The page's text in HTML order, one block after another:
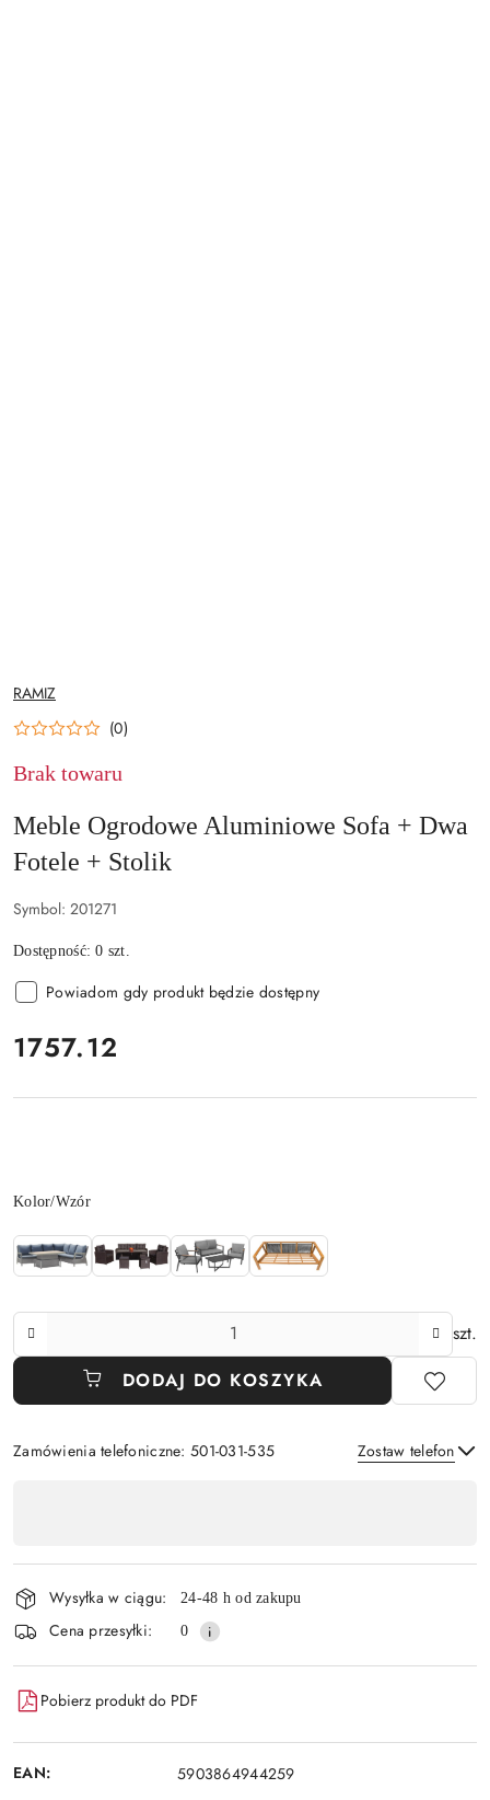
NAZWA
PRODUCENTA:
RAMIZ
(0)
Brak towaru
Meble Ogrodowe Aluminiowe Sofa + Dwa
Fotele + Stolik
Symbol: 201271
Dostępność:0 szt.
Powiadom gdy produkt będzie dostępny
cena:
1757.12
Wariant
Kolor/Wzór
szt.
DODAJ DO KOSZYKA
Zamówienia telefoniczne: 501-031-535 Zostaw telefon
i
dostawa
Wysyłka w ciągu: 24-48 h od zakupu
Cena przesyłki: 0
Pobierz produkt do PDF
EAN: 5903864944259